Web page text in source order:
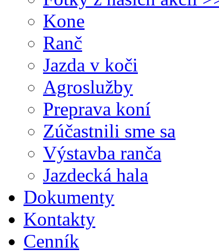
Kone
Ranč
Jazda v koči
Agroslužby
Preprava koní
Zúčastnili sme sa
Výstavba ranča
Jazdecká hala
Dokumenty
Kontakty
Cenník